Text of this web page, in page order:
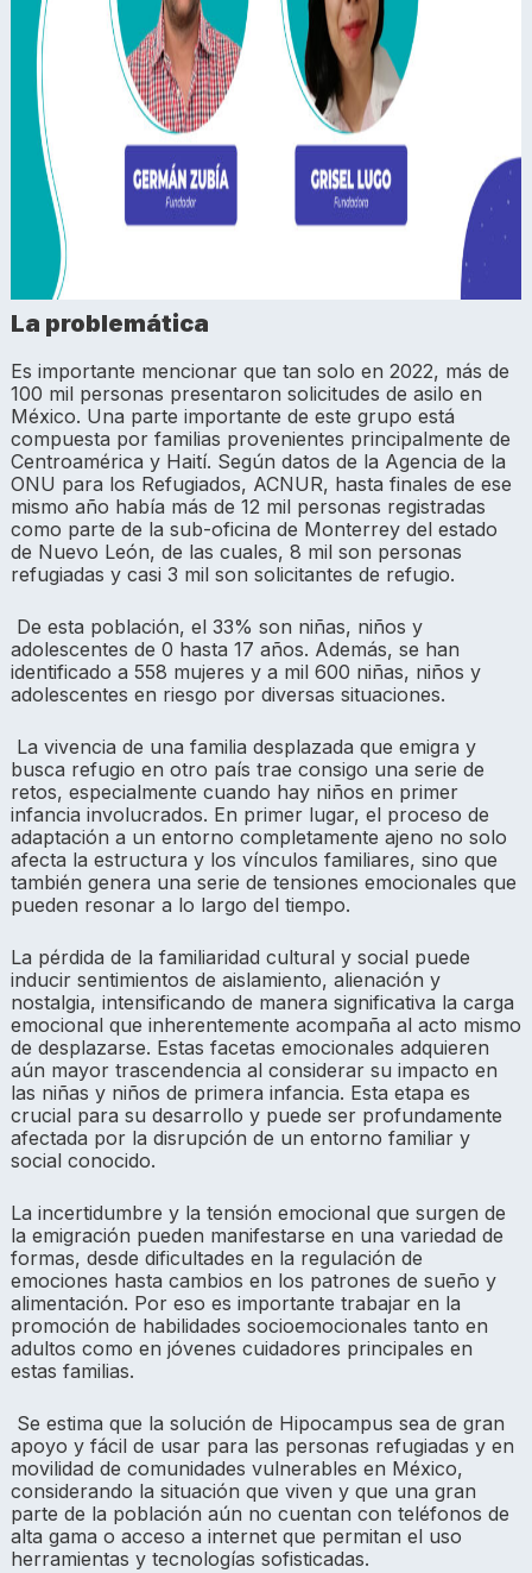
La problemática
Es importante mencionar que tan solo en 2022, más de
100 mil personas presentaron solicitudes de asilo en
México. Una parte importante de este grupo está
compuesta por familias provenientes principalmente de
Centroamérica y Haití. Según datos de la Agencia de la
ONU para los Refugiados, ACNUR, hasta finales de ese
mismo año había más de 12 mil personas registradas
como parte de la sub-oficina de Monterrey del estado
de Nuevo León, de las cuales, 8 mil son personas
refugiadas y casi 3 mil son solicitantes de refugio.
De esta población, el 33% son niñas, niños y
adolescentes de 0 hasta 17 años. Además, se han
identificado a 558 mujeres y a mil 600 niñas, niños y
adolescentes en riesgo por diversas situaciones.
La vivencia de una familia desplazada que emigra y
busca refugio en otro país trae consigo una serie de
retos, especialmente cuando hay niños en primer
infancia involucrados. En primer lugar, el proceso de
adaptación a un entorno completamente ajeno no solo
afecta la estructura y los vínculos familiares, sino que
también genera una serie de tensiones emocionales que
pueden resonar a lo largo del tiempo.
La pérdida de la familiaridad cultural y social puede
inducir sentimientos de aislamiento, alienación y
nostalgia, intensificando de manera significativa la carga
emocional que inherentemente acompaña al acto mismo
de desplazarse. Estas facetas emocionales adquieren
aún mayor trascendencia al considerar su impacto en
las niñas y niños de primera infancia. Esta etapa es
crucial para su desarrollo y puede ser profundamente
afectada por la disrupción de un entorno familiar y
social conocido.
La incertidumbre y la tensión emocional que surgen de
la emigración pueden manifestarse en una variedad de
formas, desde dificultades en la regulación de
emociones hasta cambios en los patrones de sueño y
alimentación. Por eso es importante trabajar en la
promoción de habilidades socioemocionales tanto en
adultos como en jóvenes cuidadores principales en
estas familias.
Se estima que la solución de Hipocampus sea de gran
apoyo y fácil de usar para las personas refugiadas y en
movilidad de comunidades vulnerables en México,
considerando la situación que viven y que una gran
parte de la población aún no cuentan con teléfonos de
alta gama o acceso a internet que permitan el uso
herramientas y tecnologías sofisticadas.